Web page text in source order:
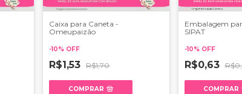
Caixa para Caneta -
Omeupaizão
-10% OFF
R$1,53 R$1,70
COMPRAR
Embalagem
SIPAT
-10% OFF
R$0,63
COMPRAR